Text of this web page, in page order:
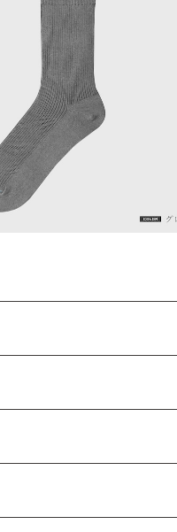
マートに整えメンズソックス
¥1,980